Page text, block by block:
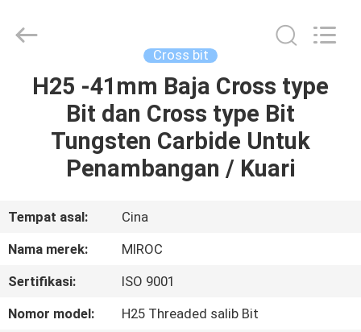
RUMAH
PRODUK
KAMI
PABRIK
Reserved.
Cross bit
H25 -41mm Baja Cross type
Bit dan Cross type Bit
Tungsten Carbide Untuk
Penambangan / Kuari
Tempat asal:
Cina
Nama merek:
MIROC
Sertifikasi:
ISO 9001
Nomor model:
H25 Threaded salib Bit